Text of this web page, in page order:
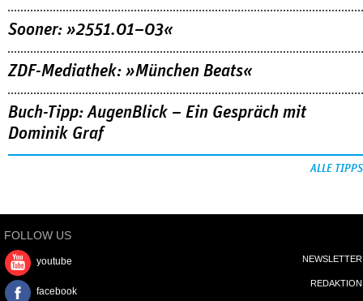
Sooner: »2551.01–03«
ZDF-Mediathek: »München Beats«
Buch-Tipp: AugenBlick – Ein Gespräch mit
Dominik Graf
ALLE TIPPS
FOLLOW US
youtube
facebook
NEWSLETTER
REDAKTION